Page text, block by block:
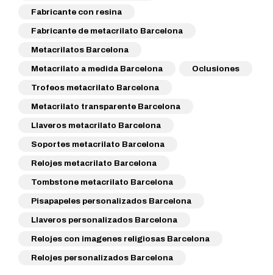
Fabricante con resina
Fabricante de metacrilato Barcelona
Metacrilatos Barcelona
Metacrilato a medida Barcelona
Oclusiones
Trofeos metacrilato Barcelona
Metacrilato transparente Barcelona
Llaveros metacrilato Barcelona
Soportes metacrilato Barcelona
Relojes metacrilato Barcelona
Tombstone metacrilato Barcelona
Pisapapeles personalizados Barcelona
Llaveros personalizados Barcelona
Relojes con imagenes religiosas Barcelona
Relojes personalizados Barcelona